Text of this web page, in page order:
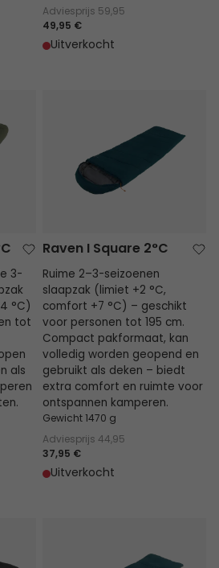
Adviesprijs 59,95
49,95 €
Uitverkocht
3-
°C)
tot
als
Raven I Square 2°C
Ruime 2–3-seizoenen
slaapzak (limiet +2 °C,
comfort +7 °C) – geschikt
voor personen tot 195 cm.
Compact pakformaat, kan
volledig worden geopend en
gebruikt als deken – biedt
extra comfort en ruimte voor
ontspannen kamperen.
Gewicht 1470 g
Adviesprijs 44,95
37,95 €
Uitverkocht